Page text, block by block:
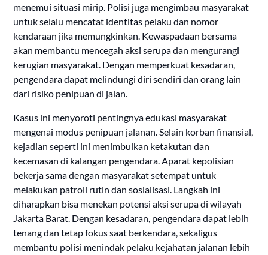
menemui situasi mirip. Polisi juga mengimbau masyarakat
untuk selalu mencatat identitas pelaku dan nomor
kendaraan jika memungkinkan. Kewaspadaan bersama
akan membantu mencegah aksi serupa dan mengurangi
kerugian masyarakat. Dengan memperkuat kesadaran,
pengendara dapat melindungi diri sendiri dan orang lain
dari risiko penipuan di jalan.
Kasus ini menyoroti pentingnya edukasi masyarakat
mengenai modus penipuan jalanan. Selain korban finansial,
kejadian seperti ini menimbulkan ketakutan dan
kecemasan di kalangan pengendara. Aparat kepolisian
bekerja sama dengan masyarakat setempat untuk
melakukan patroli rutin dan sosialisasi. Langkah ini
diharapkan bisa menekan potensi aksi serupa di wilayah
Jakarta Barat. Dengan kesadaran, pengendara dapat lebih
tenang dan tetap fokus saat berkendara, sekaligus
membantu polisi menindak pelaku kejahatan jalanan lebih